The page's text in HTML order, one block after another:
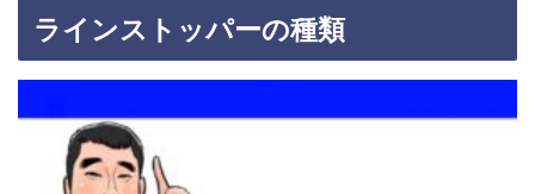
ラインストッパーの種類